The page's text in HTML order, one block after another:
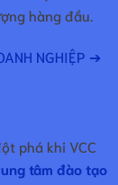
hàng đầu.
NGHIỆP ➔
phá khi VCC
tâm đào tạo